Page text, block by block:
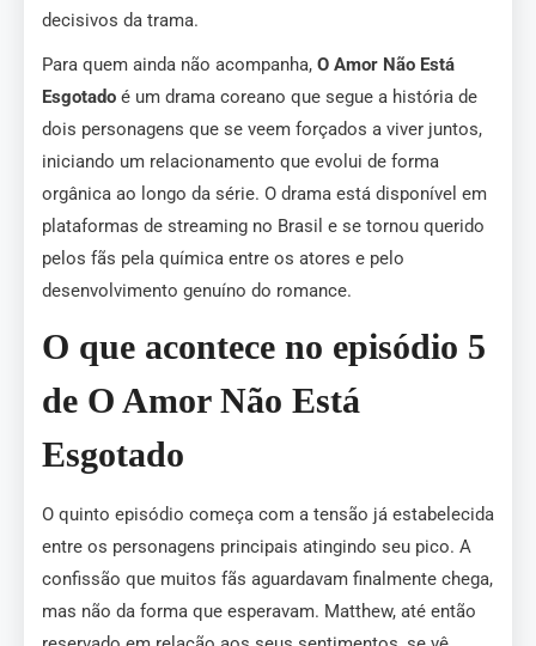
decisivos da trama.
Para quem ainda não acompanha, O Amor Não Está
Esgotado é um drama coreano que segue a história de
dois personagens que se veem forçados a viver juntos,
iniciando um relacionamento que evolui de forma
orgânica ao longo da série. O drama está disponível em
plataformas de streaming no Brasil e se tornou querido
pelos fãs pela química entre os atores e pelo
desenvolvimento genuíno do romance.
O que acontece no episódio 5
de O Amor Não Está
Esgotado
O quinto episódio começa com a tensão já estabelecida
entre os personagens principais atingindo seu pico. A
confissão que muitos fãs aguardavam finalmente chega,
mas não da forma que esperavam. Matthew, até então